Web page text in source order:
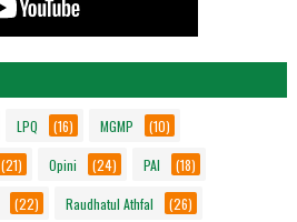
LPQ (16) MGMP (10)
(21) Opini (24) PAI (18)
(22) Raudhatul Athfal (26)